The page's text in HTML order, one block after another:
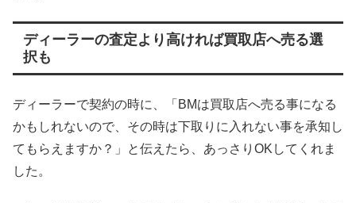
ディーラーの査定より高ければ買取店へ売る選
択も
ディーラーで契約の時に、「BMは買取店へ売る事になる
かもしれないので、その時は下取りに入れない事を承知し
てもらえますか？」と伝えたら、あっさりOKしてくれま
した。